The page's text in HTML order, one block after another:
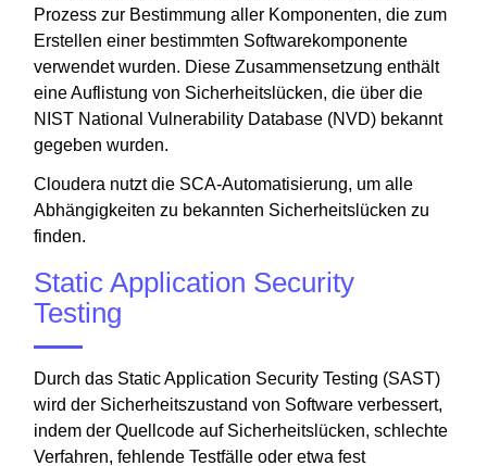
Prozess zur Bestimmung aller Komponenten, die zum
Erstellen einer bestimmten Softwarekomponente
verwendet wurden. Diese Zusammensetzung enthält
eine Auflistung von Sicherheitslücken, die über die
NIST National Vulnerability Database (NVD) bekannt
gegeben wurden.
Cloudera nutzt die SCA-Automatisierung, um alle
Abhängigkeiten zu bekannten Sicherheitslücken zu
finden.
Static Application Security
Testing
Durch das Static Application Security Testing (SAST)
wird der Sicherheitszustand von Software verbessert,
indem der Quellcode auf Sicherheitslücken, schlechte
Verfahren, fehlende Testfälle oder etwa fest